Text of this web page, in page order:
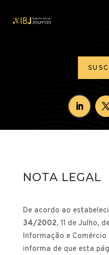
NOTA LEGAL
De acordo ao
34/2002, 11 de Julho,
Informação e Comércio
informa de que esta